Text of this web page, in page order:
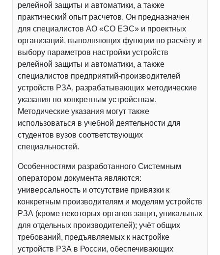
релейной защиты и автоматики, а также
практический опыт расчетов. Он предназначен
для специалистов АО «СО ЕЭС» и проектных
организаций, выполняющих функции по расчёту и
выбору параметров настройки устройств
релейной защиты и автоматики, а также
специалистов предприятий-производителей
устройств РЗА, разрабатывающих методические
указания по конкретным устройствам.
Методические указания могут также
использоваться в учебной деятельности для
студентов вузов соответствующих
специальностей.
Особенностями разработанного Системным
оператором документа являются:
универсальность и отсутствие привязки к
конкретным производителям и моделям устройств
РЗА (кроме некоторых органов защит, уникальных
для отдельных производителей); учёт общих
требований, предъявляемых к настройке
устройств РЗА в России, обеспечивающих